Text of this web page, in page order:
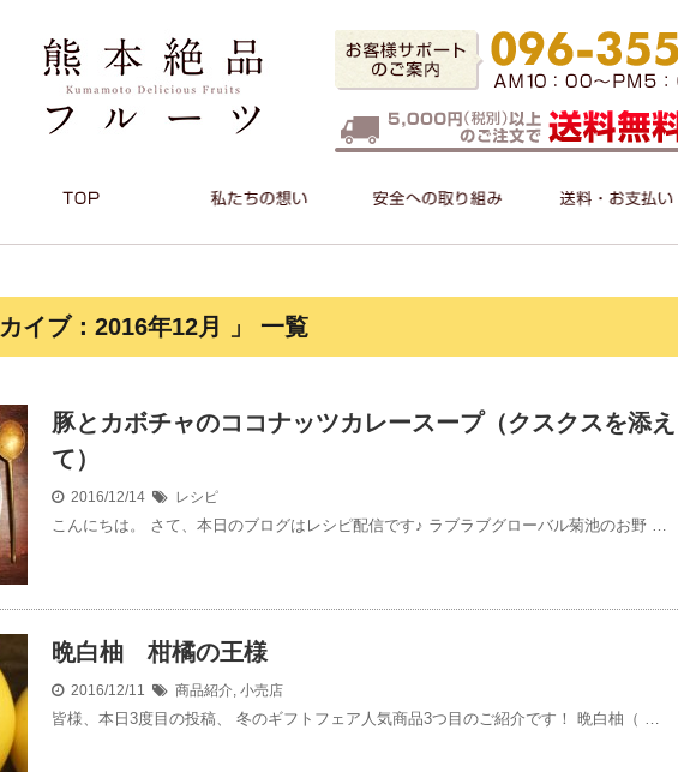
カイブ：2016年12月 」 一覧
豚とカボチャのココナッツカレースープ（クスクスを添え
て）
2016/12/14 レシピ
こんにちは。 さて、本日のブログはレシピ配信です♪ ラブラブグローバル菊池のお野 …
晩白柚 柑橘の王様
2016/12/11 商品紹介, 小売店
皆様、本日3度目の投稿、 冬のギフトフェア人気商品3つ目のご紹介です！ 晩白柚（ …